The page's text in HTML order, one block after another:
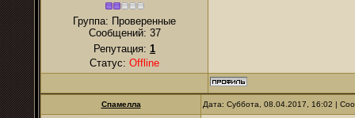
Группа: Проверенные
Сообщений: 37
Репутация: 1
Статус: Offline
Спамелла Дата: Суббота, 08.04.2017, 16:02 |